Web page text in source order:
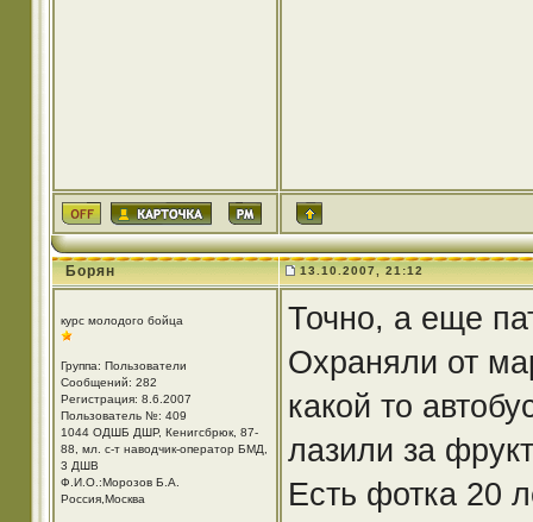
Борян 13.10.2007, 21:12
курс молодого бойца
Группа: Пользователи
Сообщений: 282
Регистрация: 8.6.2007
Пользователь №: 409
1044 ОДШБ ДШР, Кенигсбрюк, 87-
88, мл. с-т наводчик-оператор БМД,
3 ДШВ
Ф.И.О.:Морозов Б.А.
Россия,Москва
Точно, а еще
Охраняли от
какой то
лазили за
Есть фотка 20